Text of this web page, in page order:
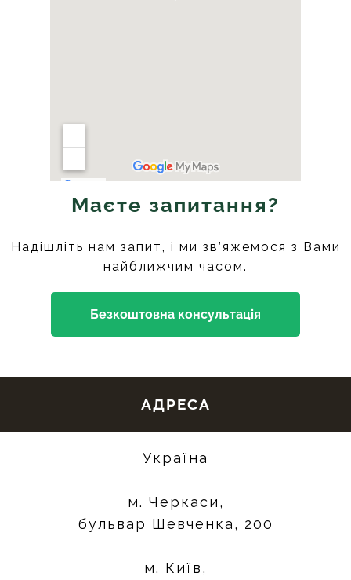
Маєте запитання?
Надішліть нам запит, і ми зв’яжемося з Вами
найближчим часом.
Безкоштовна консультація
АДРЕСА
Україна
м. Черкаси,
бульвар Шевченка, 200
м. Київ,